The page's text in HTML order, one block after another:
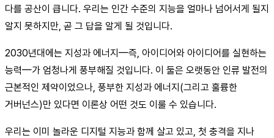
다를 공산이 큽니다. 우리는 인간 수준의 지능을 얼마나 넘어서게 될지
알지 못하지만, 곧 그 답을 알게 될 것입니다.
2030년대에는 지성과 에너지—즉, 아이디어와 아이디어를 실현하는
능력—가 엄청나게 풍부해질 것입니다. 이 둘은 오랫동안 인류 발전의
근본적인 제약이었으나, 풍부한 지성과 에너지(그리고 훌륭한
거버넌스)만 있다면 이론상 어떤 것도 이룰 수 있습니다.
우리는 이미 놀라운 디지털 지능과 함께 살고 있고, 첫 충격을 지나